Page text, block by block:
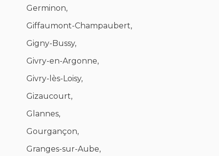
Germinon,
Giffaumont-Champaubert,
Gigny-Bussy,
Givry-en-Argonne,
Givry-lès-Loisy,
Gizaucourt,
Glannes,
Gourgançon,
Granges-sur-Aube,